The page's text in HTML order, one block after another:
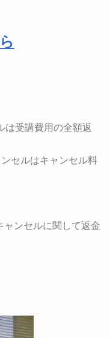
は受講費用の全額返
セルはキャンセル料
ャンセルに関して返金